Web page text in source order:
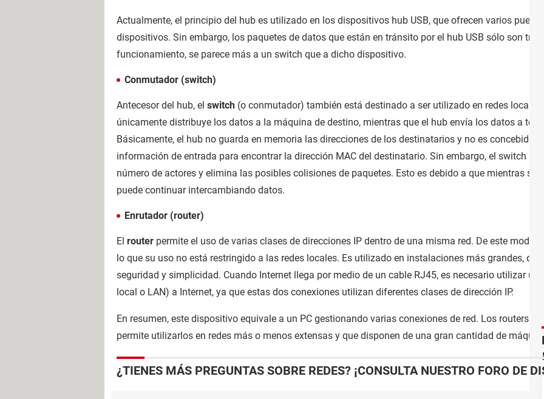
Actualmente, el principio del hub es utilizado en los dispositivos hub USB, que ofrecen varios
dispositivos. Sin embargo, los paquetes de datos que están en tránsito por el hub USB sólo son
funcionamiento, se parece más a un switch que a dicho dispositivo.
Conmutador (switch)
Antecesor del hub, el switch (o conmutador) también está destinado a ser utilizado en redes locales.
únicamente distribuye los datos a la máquina de destino, mientras que el hub envía los datos a
Básicamente, el hub no guarda en memoria las direcciones de los destinatarios y no es concebido
información de entrada para encontrar la dirección MAC del destinatario. Sin embargo, el switch
número de actores y elimina las posibles colisiones de paquetes. Esto es debido a que mientras se
puede continuar intercambiando datos.
Enrutador (router)
El router permite el uso de varias clases de direcciones IP dentro de una misma red. De este modo
lo que su uso no está restringido a las redes locales. Es utilizado en instalaciones más grandes,
seguridad y simplicidad. Cuando Internet llega por medio de un cable RJ45, es necesario utilizar un
local o LAN) a Internet, ya que estas dos conexiones utilizan diferentes clases de dirección IP.
En resumen, este dispositivo equivale a un PC gestionando varias conexiones de red. Los routers
permite utilizarlos en redes más o menos extensas y que disponen de una gran cantidad de
¿TIENES MÁS PREGUNTAS SOBRE REDES? ¡CONSULTA NUESTRO FORO DE